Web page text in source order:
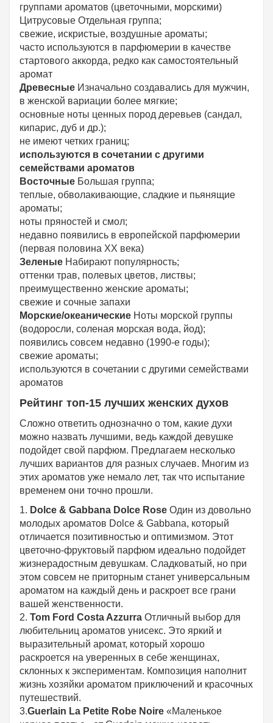
группами ароматов (цветочными, морскими)
Цитрусовые Отдельная группа;
свежие, искристые, воздушные ароматы;
часто используются в парфюмерии в качестве
стартового аккорда, редко как самостоятельный
аромат
Древесные Изначально создавались для мужчин,
в женской вариации более мягкие;
основные ноты ценных пород деревьев (сандал,
кипарис, дуб и др.);
не имеют четких границ;
используются в сочетании с другими
семействами ароматов
Восточные Большая группа;
теплые, обволакивающие, сладкие и пьянящие
ароматы;
ноты пряностей и смол;
недавно появились в европейской парфюмерии
(первая половина XX века)
Зеленые Набирают популярность;
оттенки трав, полевых цветов, листвы;
преимущественно женские ароматы;
свежие и сочные запахи
Морские/океанические Ноты морской группы
(водоросли, соленая морская вода, йод);
появились совсем недавно (1990-е годы);
свежие ароматы;
используются в сочетании с другими семействами
ароматов
Рейтинг топ-15 лучших женских духов
Сложно ответить однозначно о том, какие духи
можно назвать лучшими, ведь каждой девушке
подойдет свой парфюм. Предлагаем несколько
лучших вариантов для разных случаев. Многим из
этих ароматов уже немало лет, так что испытание
временем они точно прошли.
1. Dolce & Gabbana Dolce Rose Один из довольно
молодых ароматов Dolce & Gabbana, который
отличается позитивностью и оптимизмом. Этот
цветочно-фруктовый парфюм идеально подойдет
жизнерадостным девушкам. Сладковатый, но при
этом совсем не приторным станет универсальным
ароматом на каждый день и раскроет все грани
вашей женственности.
2. Tom Ford Costa Azzurra Отличный выбор для
любительниц ароматов унисекс. Это яркий и
выразительный аромат, который хорошо
раскроется на уверенных в себе женщинах,
склонных к экспериментам. Композиция наполнит
жизнь хозяйки ароматом приключений и красочных
путешествий.
3.Guerlain La Petite Robe Noire «Маленькое